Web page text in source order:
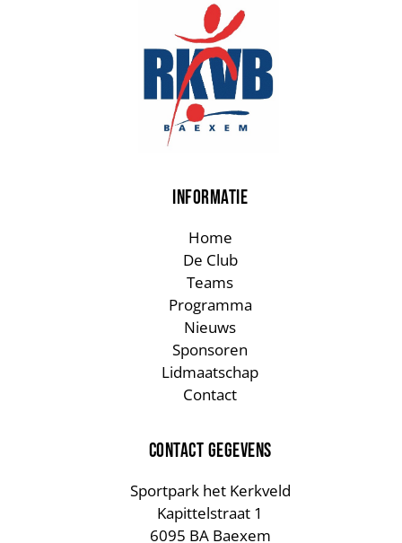
INFORMATIE
Home
De Club
Teams
Programma
Nieuws
Sponsoren
Lidmaatschap
Contact
CONTACT GEGEVENS
Sportpark het Kerkveld
Kapittelstraat 1
6095 BA Baexem